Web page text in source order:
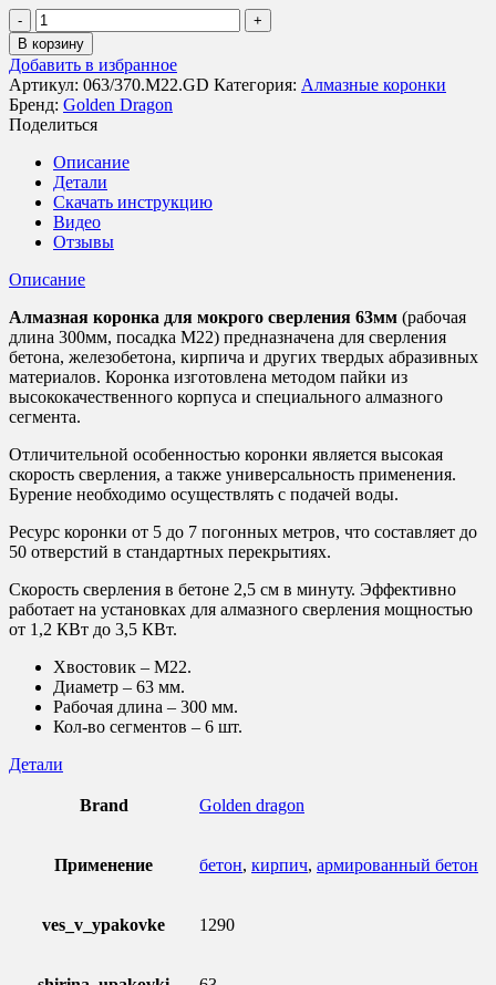
Количество
товара
Коронка
алмазная
М22
063/370
по
бетону
Golden
Dragon
В корзину
Добавить в избранное
Артикул: 063/370.M22.GD Категория: Алмазные коронки
Бренд: Golden Dragon
Поделиться
Описание
Детали
Скачать инструкцию
Видео
Отзывы
Описание
Алмазная коронка для мокрого сверления 63мм (рабочая
длина 300мм, посадка M22) предназначена для сверления
бетона, железобетона, кирпича и других твердых абразивных
материалов. Коронка изготовлена методом пайки из
высококачественного корпуса и специального алмазного
сегмента.
Отличительной особенностью коронки является высокая
скорость сверления, а также универсальность применения.
Бурение необходимо осуществлять с подачей воды.
Ресурс коронки от 5 до 7 погонных метров, что составляет до
50 отверстий в стандартных перекрытиях.
Скорость сверления в бетоне 2,5 см в минуту. Эффективно
работает на установках для алмазного сверления мощностью
от 1,2 КВт до 3,5 КВт.
Хвостовик – M22.
Диаметр – 63 мм.
Рабочая длина – 300 мм.
Кол-во сегментов – 6 шт.
Детали
Brand Golden dragon
Применение бетон, кирпич, армированный бетон
ves_v_ypakovke 1290